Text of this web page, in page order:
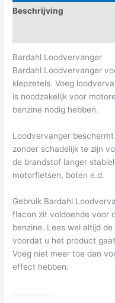
Beschrijving
Bardahl Loodvervanger
Bardahl Loodvervanger
klepzetels. Voeg
is noodzakelijk voor
benzine nodig hebben.
Loodvervanger
zonder schadelijk te zijn
de brandstof langer
motorfietsen, boten e.d.
Gebruik Bardahl
flacon zit voldoende voor
benzine. Lees wel altijd
voordat u het product
Voeg niet meer toe dan
effect hebben.